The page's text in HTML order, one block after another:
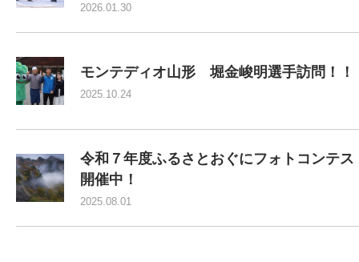
2026.01.30
モンテディオ山形 堀金峻明選手訪問！！
2025.10.24
令和７年度ふるさとおぐにフォトコンテス
開催中！
2025.08.01